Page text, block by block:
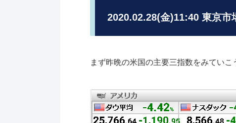
2020.02.28(金)11:40 東京市
まず昨晩の米国の主要三指数をみていこ